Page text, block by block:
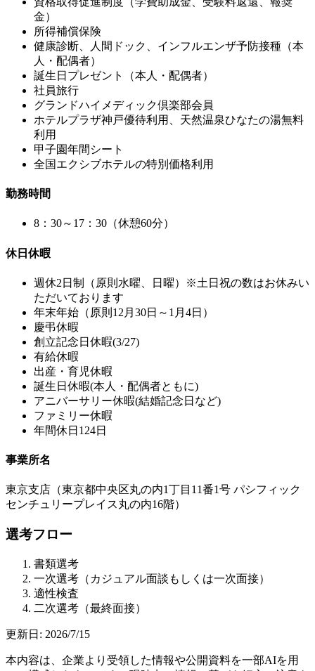
金）
所得補償保険
健康診断、人間ドック、インフルエンザ予防接種（本
人・配偶者）
誕生日プレゼント（本人・配偶者）
社員旅行
グランドハイメディック倶楽部会員
ホテルプラザ神戸優待利用、天然温泉ひなたの湯無料
利用
甲子園年間シート
全国エクシブホテルの特別価格利用
勤務時間
8：30～17：30（休憩60分）
休日休暇
週休2日制（原則水曜、日曜）※土日祝の数はお休みい
ただいております
年末年始（原則12月30日～1月4日）
慶弔休暇
創立記念日休暇(3/27)
有給休暇
出産・育児休暇
誕生日休暇(本人・配偶者ともに)
アニバーサリー休暇(結婚記念日など)
ファミリー休暇
年間休日124日
事業所名
東京支店（東京都中央区丸の内1丁目11番1号 パシフィック
センチュリープレイス丸の内16階）
選考フロー
書類選考
一次選考（カジュアル面談もしくは一次面接）
適性検査
二次選考（最終面接）
更新日: 2026/7/15
本内容は、企業より受領した情報や公開資料を一部AIを用